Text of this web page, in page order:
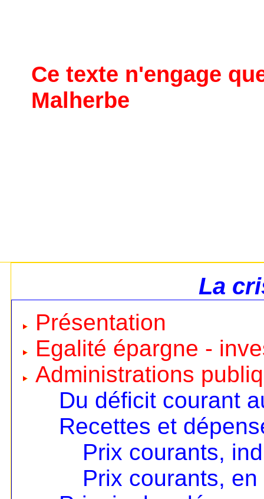
Ce texte n'engage
Malherbe
La
Présentation
Egalité épargne -
Administrations
Du déficit courant
Recettes et
Prix courants,
Prix courants,